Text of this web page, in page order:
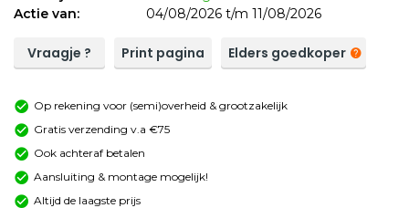
Actie van:
04/08/2026 t/m 11/08/2026
Vraagje ? Print pagina Elders goedkoper
Op rekening voor (semi)overheid & grootzakelijk
Gratis verzending v.a €75
Ook achteraf betalen
Aansluiting & montage mogelijk!
Altijd de laagste prijs